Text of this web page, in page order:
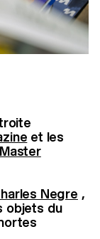
et les
Master
Negre ,
objets du